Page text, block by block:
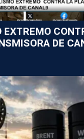
EXTREMO
DE